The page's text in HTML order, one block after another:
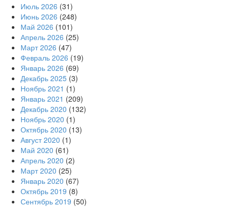
Июль 2026 (31)
Июнь 2026 (248)
Май 2026 (101)
Апрель 2026 (25)
Март 2026 (47)
Февраль 2026 (19)
Январь 2026 (69)
Декабрь 2025 (3)
Ноябрь 2021 (1)
Январь 2021 (209)
Декабрь 2020 (132)
Ноябрь 2020 (1)
Октябрь 2020 (13)
Август 2020 (1)
Май 2020 (61)
Апрель 2020 (2)
Март 2020 (25)
Январь 2020 (67)
Октябрь 2019 (8)
Сентябрь 2019 (50)